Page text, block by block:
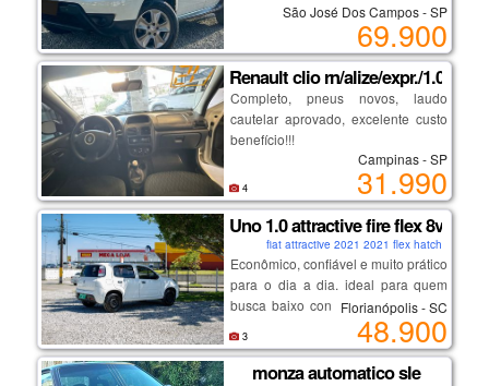
melhor versão, motor sce
indestrutível, corrente de comando.
câmbio cvt imparável, trocas suaves
e consumo baixo.
auxiliar de subida em rampa,
computador de bordo, modo eco.
rodas de liga, ajuste de bancos,
multimídia e muito mais...
segundo dono, nota de zero,
cautelar 100% sem repintura.
oportunidade de adquirir o melhor
da região, confira!
_______________________
São José Dos Campos - SP
69.900
Renault clio rn/alize/expr./1.0 hi-
Completo, pneus novos, laudo
cautelar aprovado, excelente custo
benefício!!!
19 98313.3325 douglas
19.99515.0585 pietro
19 3272.3622 loja
avenida bueno de miranda, 17, vila
industrial, campinas-sp.
(próximo a rodoviária)
Campinas - SP
31.990
4
Uno 1.0 attractive fire flex 8v
fiat attractive 2021 2021 flex hatch
Econômico, confiável e muito prático
para o dia a dia. ideal para quem
busca baixo consumo, manutenção
💡 destaques:
motor 1.0 muito econômico
Florianópolis - SC
48.900
3
monza automatico sle